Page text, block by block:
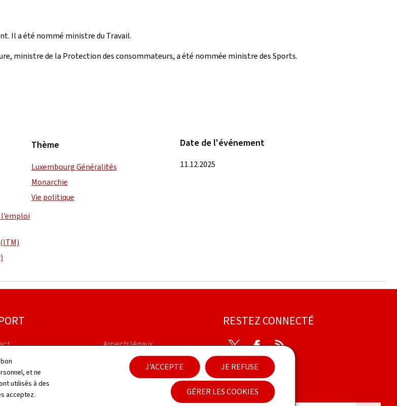
et ne
utilisés à des
acceptez.
J'ACCEPTE JE REFUSE
GÉRER LES COOKIES
Il a été nommé ministre du Travail.
ministre de la Protection des consommateurs, a été nommée ministre des Sports.
Thème
Luxembourg Généralités
Monarchie
Vie politique
Date de l'événement
11.12.2025
site
du site
Aspects légaux
Déclaration d'accessibilité
RESTEZ CONNECTÉ
TwitterFacebook
RSS
Newsletter